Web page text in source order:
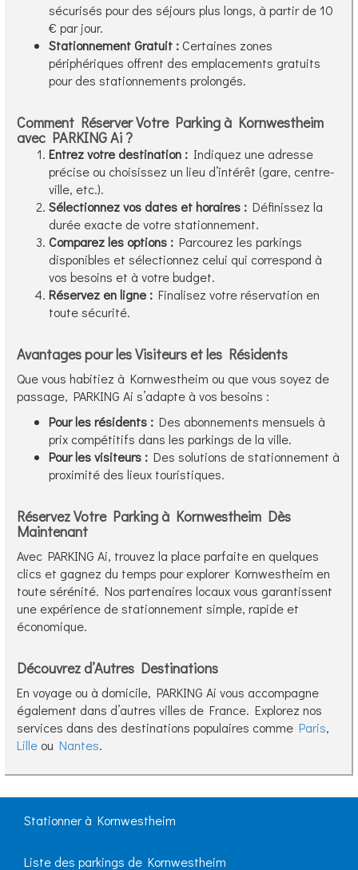
sécurisés pour des séjours plus longs, à partir de 10
€ par jour.
Stationnement Gratuit :Certaines zones
périphériques offrent des emplacements gratuits
pour des stationnements prolongés.
Comment Réserver Votre Parking à Kornwestheim
avec PARKING Ai ?
Entrez votre destination : Indiquez une adresse
précise ou choisissez un lieu d’intérêt (gare, centre-
ville, etc.).
Sélectionnez vos dates et horaires : Définissez la
durée exacte de votre stationnement.
Comparez les options : Parcourez les parkings
disponibles et sélectionnez celui qui correspond à
vos besoins et à votre budget.
Réservez en ligne : Finalisez votre réservation en
toute sécurité.
Avantages pour les Visiteurs et les Résidents
Que vous habitiez à Kornwestheim ou que vous soyez de
passage, PARKING Ai s’adapte à vos besoins :
Pour les résidents : Des abonnements mensuels à
prix compétitifs dans les parkings de la ville.
Pour les visiteurs : Des solutions de stationnement à
proximité des lieux touristiques.
Réservez Votre Parking à Kornwestheim Dès
Maintenant
Avec PARKING Ai, trouvez la place parfaite en quelques
clics et gagnez du temps pour explorer Kornwestheim en
toute sérénité. Nos partenaires locaux vous garantissent
une expérience de stationnement simple, rapide et
économique.
Découvrez d’Autres Destinations
En voyage ou à domicile, PARKING Ai vous accompagne
également dans d’autres villes de France. Explorez nos
services dans des destinations populaires comme Paris,
Lille ou Nantes.
Stationner à Kornwestheim
Liste des parkings de Kornwestheim